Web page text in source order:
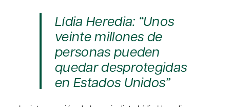
Lídia Heredia: “Unos
veinte millones de
personas pueden
quedar desprotegidas
en Estados Unidos”